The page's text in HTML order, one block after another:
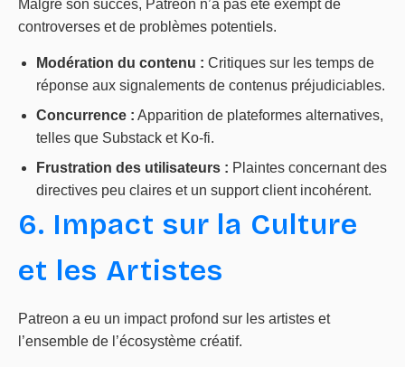
Malgré son succès, Patreon n’a pas été exempt de
controverses et de problèmes potentiels.
Modération du contenu : Critiques sur les temps de
réponse aux signalements de contenus préjudiciables.
Concurrence : Apparition de plateformes alternatives,
telles que Substack et Ko-fi.
Frustration des utilisateurs : Plaintes concernant des
directives peu claires et un support client incohérent.
6. Impact sur la Culture
et les Artistes
Patreon a eu un impact profond sur les artistes et
l’ensemble de l’écosystème créatif.